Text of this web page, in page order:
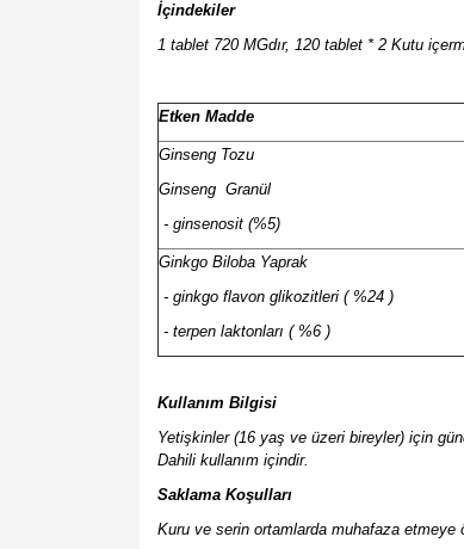
İçindekiler
1 tablet 720 MGdır, 120 tablet * 2 Kutu
Etken Madde
Ginseng Tozu
Ginseng Granül
- ginsenosit (%5)
Ginkgo Biloba Yaprak
- ginkgo flavon glikozitleri ( %24 )
- terpen laktonları ( %6 )
Kullanım Bilgisi
Yetişkinler (16 yaş ve üzeri bireyler) için
Dahili kullanım içindir.
Saklama Koşulları
Kuru ve serin ortamlarda muhafaza etmeye